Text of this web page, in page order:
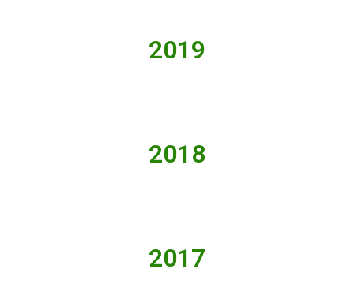
2019
2018
2017